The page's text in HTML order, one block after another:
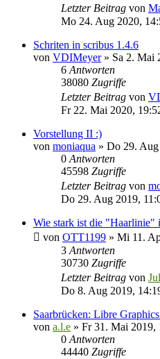
Letzter Beitrag von
Mo 24. Aug 2020,
Schriten in scribus 1.4.6
von VDIMeyer» Sa 2. Mai
6 Antworten
38080 Zugriffe
Letzter Beitrag von
Fr 22. Mai 2020,
Vorstellung II :)
von moniaqua » Do 29.
0 Antworten
45598 Zugriffe
Letzter Beitrag von
Do 29. Aug 2019,
Wie stark ist die "Haarlinie"
von OTT1199 » Mi 11.
3 Antworten
30730 Zugriffe
Letzter Beitrag von
Do 8. Aug 2019,
Saarbrücken: Libre
von a.l.e » Fr 31. Mai 2019,
0 Antworten
44440 Zugriffe